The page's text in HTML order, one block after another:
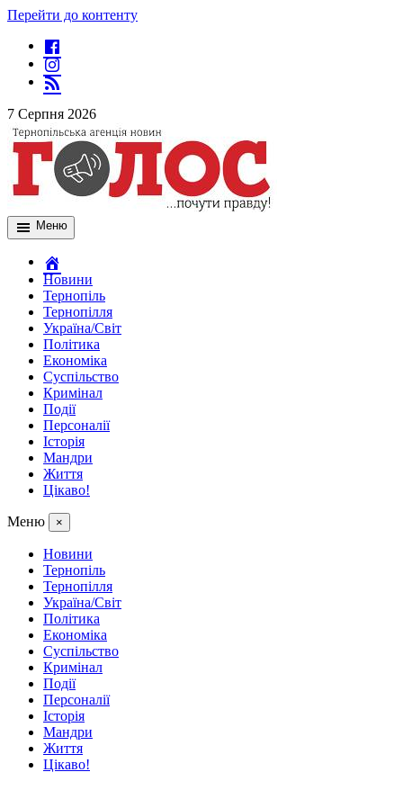
Перейти до контенту
7 Серпня 2026
Меню
Новини
Тернопіль
Тернопілля
Україна/Світ
Політика
Економіка
Суспільство
Кримінал
Події
Персоналії
Історія
Мандри
Життя
Цікаво!
Меню ×
Новини
Тернопіль
Тернопілля
Україна/Світ
Політика
Економіка
Суспільство
Кримінал
Події
Персоналії
Історія
Мандри
Життя
Цікаво!